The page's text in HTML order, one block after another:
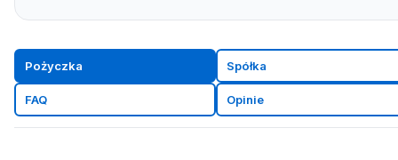
Pożyczka Spółka
FAQ Opinie